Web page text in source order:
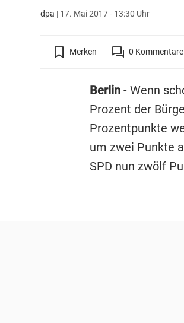
dpa | 17. Mai 2017 - 13:30 Uhr
Merken 0 Kommentare
Berlin- Wenn
Prozent der
Prozentpunkte
um zwei Punkte
SPD nun zwölf